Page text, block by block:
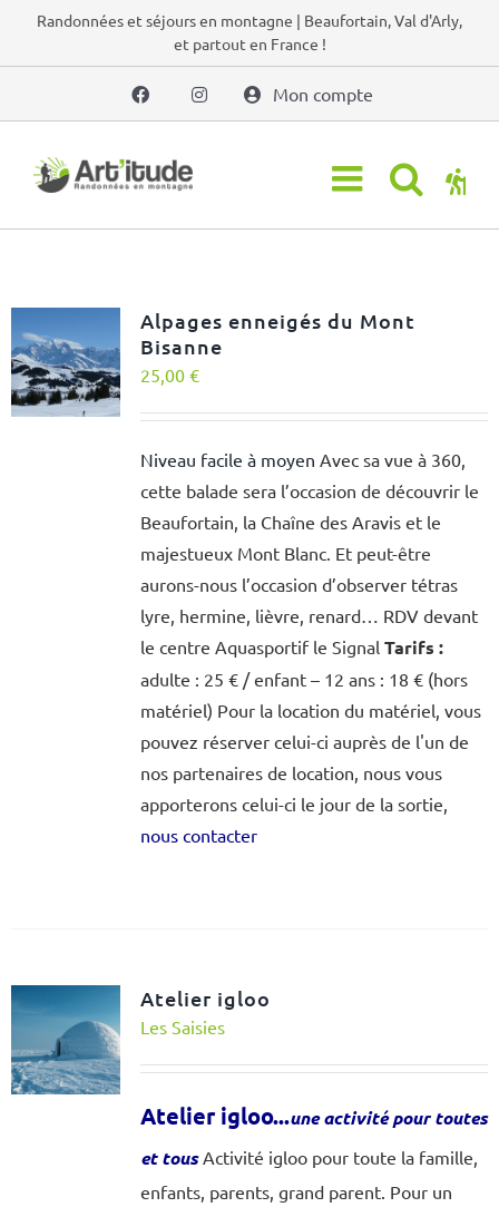
PasserRandonnées et séjours en montagne | Beaufortain, Val d'Arly,
et partout en France !
Mon compte
Alpages enneigés du Mont
Bisanne
25,00 €
Niveau facile à moyen Avec sa vue à 360,
cette balade sera l’occasion de découvrir le
Beaufortain, la Chaîne des Aravis et le
majestueux Mont Blanc. Et peut-être
aurons-nous l’occasion d’observer tétras
lyre, hermine, lièvre, renard… RDV devant
le centre Aquasportif le Signal Tarifs :
adulte : 25 € / enfant – 12 ans : 18 € (hors
matériel) Pour la location du matériel, vous
pouvez réserver celui-ci auprès de l'un de
nos partenaires de location, nous vous
apporterons celui-ci le jour de la sortie,
nous contacter
Atelier igloo
Les Saisies
Atelier igloo...une activité pour toutes
et tousActivité igloo pour toute la famille,
enfants, parents, grand parent. Pour un